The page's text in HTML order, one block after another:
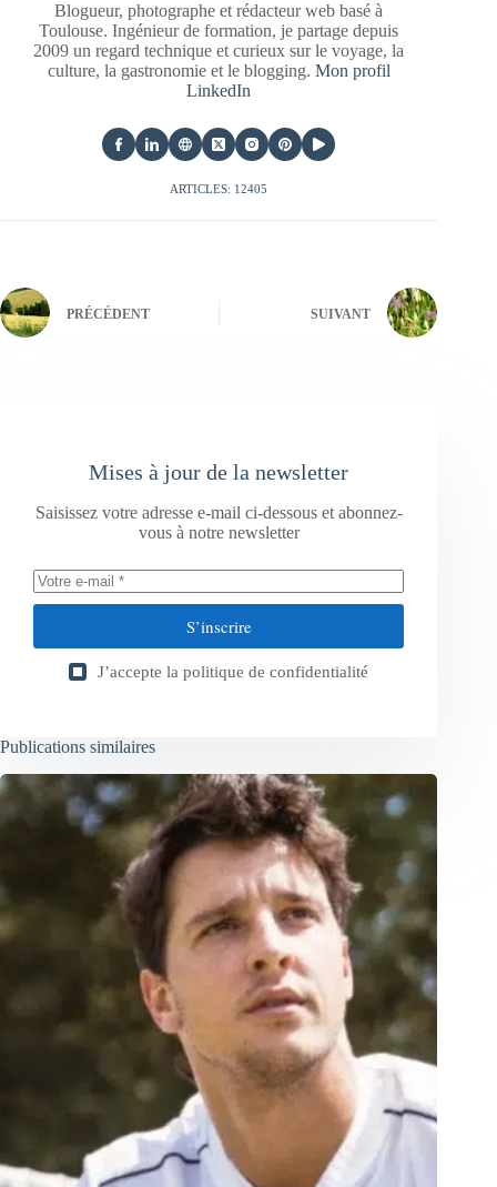
Blogueur, photographe et rédacteur web basé à
Toulouse. Ingénieur de formation, je partage depuis
2009 un regard technique et curieux sur le voyage, la
culture, la gastronomie et le blogging. Mon profil
LinkedIn
ARTICLES: 12405
PRÉCÉDENT SUIVANT
Mises à jour de la newsletter
Saisissez votre adresse e-mail ci-dessous et abonnez-
vous à notre newsletter
S’inscrire
J’accepte la politique de confidentialité
Publications similaires